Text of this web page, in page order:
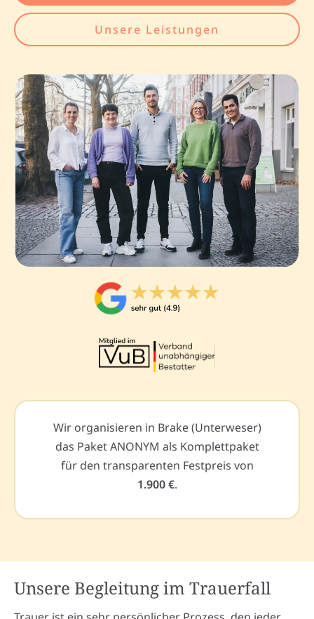
Unsere Leistungen
Wir organisieren in Brake (Unterweser)
das Paket ANONYM als Komplettpaket
für den transparenten Festpreis von
1.900 €.
Unsere Begleitung im Trauerfall